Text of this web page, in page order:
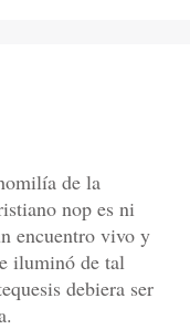
de la
nop es ni
encuentro vivo y
iluminó de tal
debiera ser